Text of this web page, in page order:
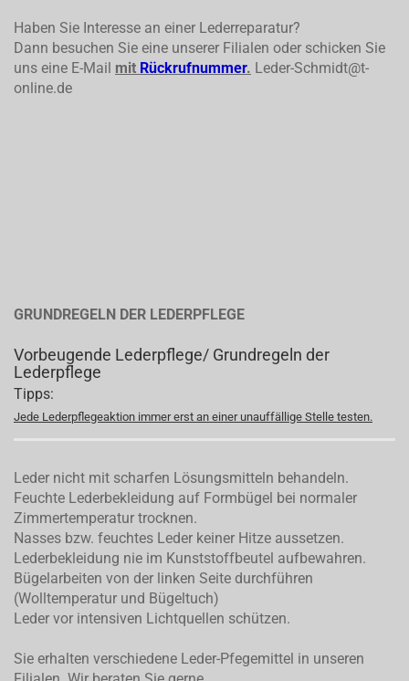
Haben Sie Interesse an einer Lederreparatur?
Dann besuchen Sie eine unserer Filialen oder schicken Sie
uns eine E-Mail mit Rückrufnummer. Leder-Schmidt@t-
online.de
GRUNDREGELN DER LEDERPFLEGE
Vorbeugende Lederpflege/ Grundregeln der
Lederpflege
Tipps:
Jede Lederpflegeaktion immer erst an einer unauffällige Stelle testen.
Leder nicht mit scharfen Lösungsmitteln behandeln.
Feuchte Lederbekleidung auf Formbügel bei normaler
Zimmertemperatur trocknen.
Nasses bzw. feuchtes Leder keiner Hitze aussetzen.
Lederbekleidung nie im Kunststoffbeutel aufbewahren.
Bügelarbeiten von der linken Seite durchführen
(Wolltemperatur und Bügeltuch)
Leder vor intensiven Lichtquellen schützen.
Sie erhalten verschiedene Leder-Pfegemittel in unseren